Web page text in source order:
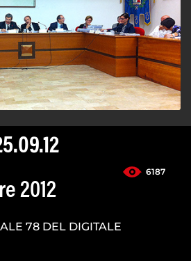
6187
2012
78 DEL DIGITALE